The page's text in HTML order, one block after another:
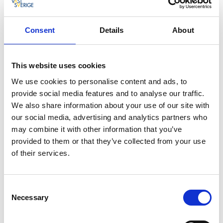
Consent Details About
This website uses cookies
We use cookies to personalise content and ads, to
provide social media features and to analyse our traffic.
We also share information about your use of our site with
our social media, advertising and analytics partners who
may combine it with other information that you’ve
provided to them or that they’ve collected from your use
of their services.
Selection
Necessary
Orange markering. I den tryckta Vandra i Valle-kartan
är slingan markerad med siffran 3.
men också utmed grusväg och skogsväg. De vackra
Start och mål:
Start vid parkeringen som ligger utmed landsvägen
som går rakt norrut från Varnhem.
Hitta hit:
Höjentorp ligger norr om Varnhem utmed
Med buss